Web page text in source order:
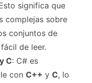
significa que
complejas sobre
conjuntos de
de leer.
C: C# es
con C++ y C, lo